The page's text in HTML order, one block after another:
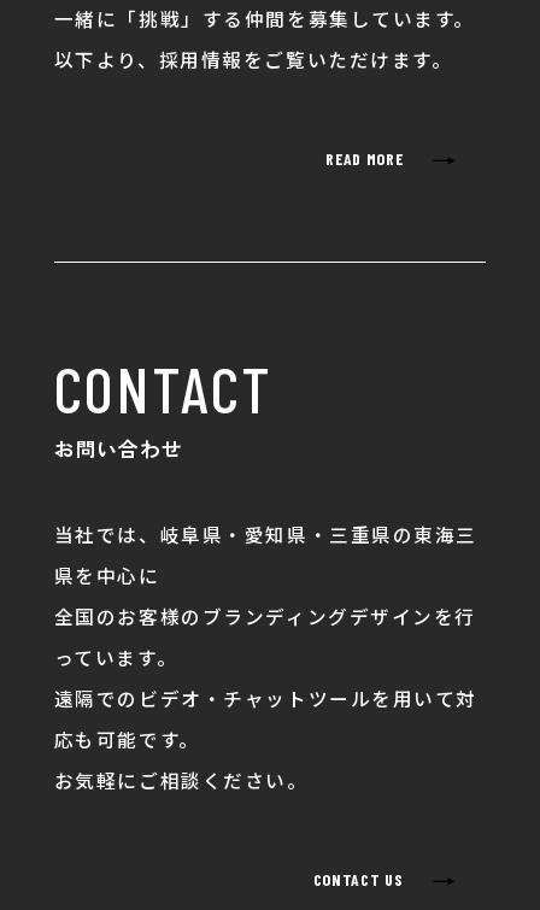
一緒に「挑戦」する仲間を募集しています。
以下より、採用情報をご覧いただけます。
READ MORE →
CONTACT
お問い合わせ
当社では、岐阜県・愛知県・三重県の東海三
県を中心に
全国のお客様のブランディングデザインを行
っています。
遠隔でのビデオ・チャットツールを用いて対
応も可能です。
お気軽にご相談ください。
CONTACT US →